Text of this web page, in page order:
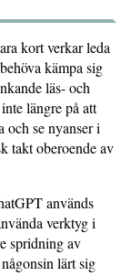
kort verkar leda
kämpa sig
läs- och
längre på att
och se nyanser i
takt oberoende av
används
verktyg i
spridning av
lärt sig